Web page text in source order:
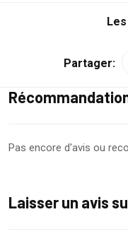
Partager:
Pas encore d'avis ou
Laisser un avis